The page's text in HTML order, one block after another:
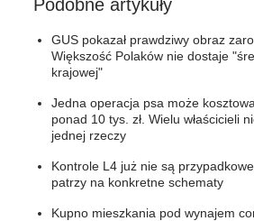
Podobne artykuły
GUS pokazał prawdziwy obraz
Większość Polaków nie dostaje
krajowej"
Jedna operacja psa może
ponad 10 tys. zł. Wielu właścicieli
jednej rzeczy
Kontrole L4 już nie są
patrzy na konkretne schematy
Kupno mieszkania pod wynajem